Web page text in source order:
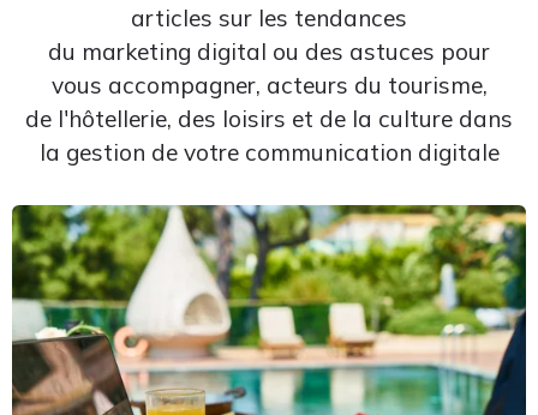
articles sur les tendances
du marketing digital ou des astuces pour
vous accompagner, acteurs du tourisme,
de l'hôtellerie, des loisirs et de la culture dans
la gestion de votre communication digitale